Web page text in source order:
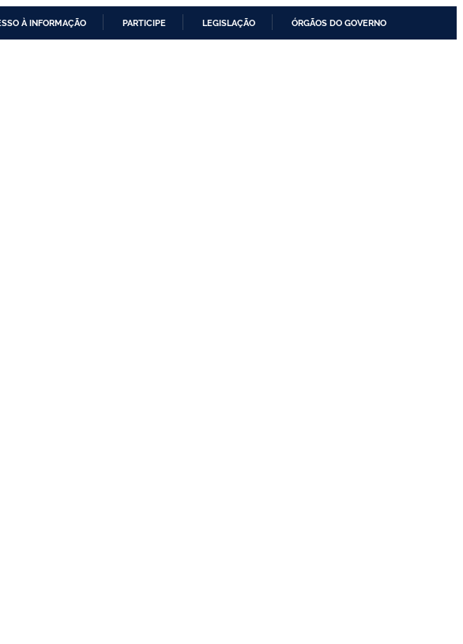
À INFORMAÇÃO PARTICIPE LEGISLAÇÃO ÓRGÃOS DO GOVERNO